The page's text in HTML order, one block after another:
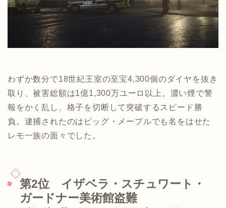
わずか数分で18世紀王室の至宝4,300個のダイヤを抜き
取り、被害総額は1億1,300万ユーロ以上。濃い煙で警
報をかく乱し、格子を切断して突破するスピード勝
負。逮捕されたのはビッグ・メープルでも名をはせた
レモ一族の面々でした。
第2位 イザベラ・スチュワート・
ガードナー美術館盗難